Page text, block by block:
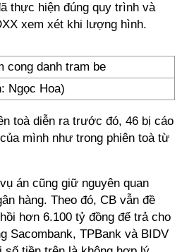
thực hiện đúng quy trình và
xem xét khi lượng hình.
Ngọc Hoa)
toà diễn ra trước đó, 46 bị cáo
mình như trong phiên toà từ
án cũng giữ nguyên quan
hàng. Theo đó, CB vẫn đề
hơn 6.100 tỷ đồng để trả cho
Sacombank, TPBank và BIDV